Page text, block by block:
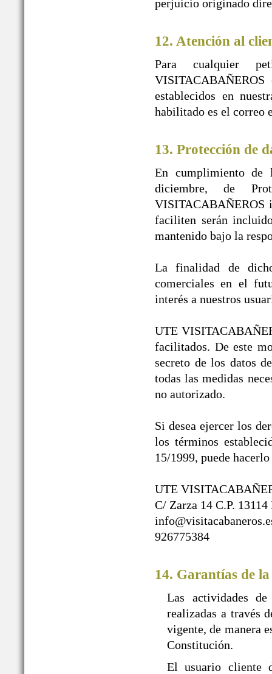
perjuicio originado
12. Atención al
Para cualquier
establecidos en
habilitado es el correo
13. Protección de
En cumplimiento de
diciembre, de
VISITACABAÑEROS
faciliten serán
mantenido bajo la
La finalidad de
comerciales en el
interés a nuestros
UTE
facilitados. De este
secreto de los datos
todas las medidas
no autorizado.
Si desea ejercer los
los términos
15/1999, puede
UTE
C/ Zarza 14 C.P.
926775384
14. Garantías de
Las actividades
realizadas a través
vigente, de manera
Constitución.
El usuario cliente